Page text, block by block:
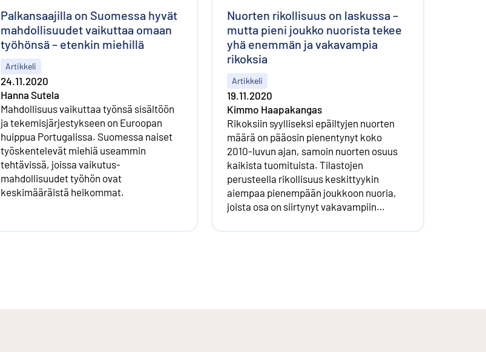
Palkansaajilla on Suomessa hyvät
mahdollisuudet vaikuttaa omaan
työhönsä – etenkin miehillä
Artikkeli
24.11.2020
Hanna Sutela
Mahdollisuus vaikuttaa työnsä sisältöön
ja tekemis­järjestykseen on Euroopan
huippua Portugalissa. Suomessa naiset
työskentelevät miehiä useammin
tehtävissä, joissa vaikutus­
mahdollisuudet työhön ovat
keskimääräistä heikommat.
Nuorten rikollisuus on laskussa –
mutta pieni joukko nuorista tekee
yhä enemmän ja vakavampia
rikoksia
Artikkeli
19.11.2020
Kimmo Haapakangas
Rikoksiin syylliseksi epäiltyjen nuorten
määrä on pääosin pienentynyt koko
2010-luvun ajan, samoin nuorten osuus
kaikista tuomituista. Tilastojen
perusteella rikollisuus keskittyykin
aiempaa pienempään joukkoon nuoria,
joista osa on siirtynyt vakavampiin